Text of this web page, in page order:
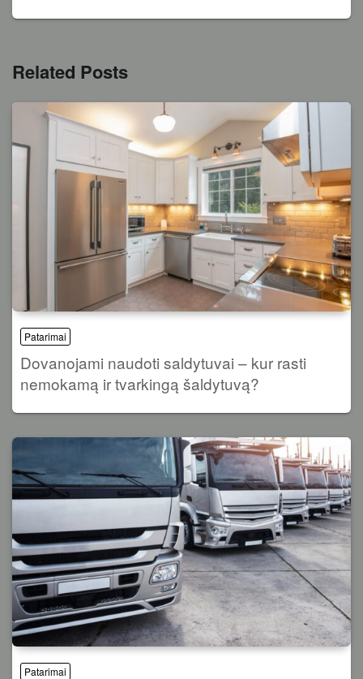
Related Posts
Patarimai
Dovanojami naudoti saldytuvai – kur rasti
nemokamą ir tvarkingą šaldytuvą?
Patarimai